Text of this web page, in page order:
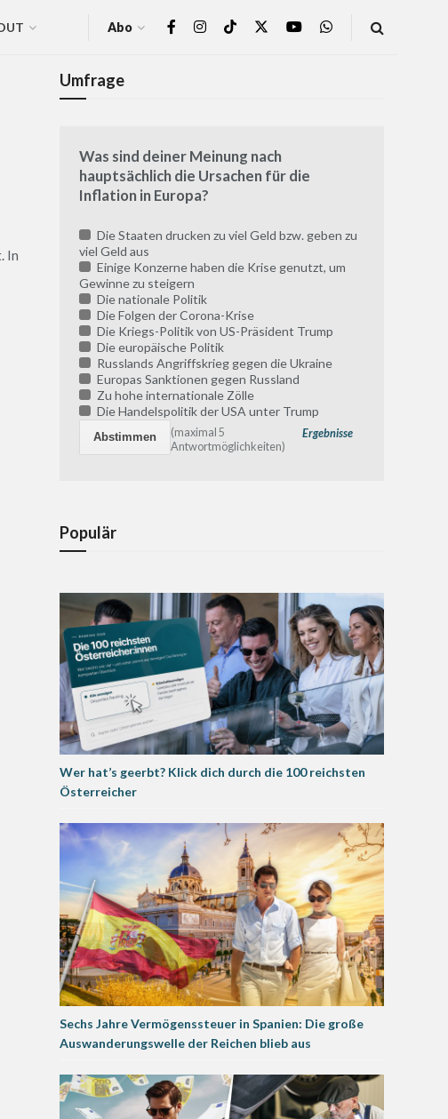
Abo
In
Umfrage
Was sind deiner Meinung nach
hauptsächlich die Ursachen für die
Inflation in Europa?
Die Staaten drucken zu viel Geld bzw. geben zu
viel Geld aus
Einige Konzerne haben die Krise genutzt, um
Gewinne zu steigern
Die nationale Politik
Die Folgen der Corona-Krise
Die Kriegs-Politik von US-Präsident Trump
Die europäische Politik
Russlands Angriffskrieg gegen die Ukraine
Europas Sanktionen gegen Russland
Zu hohe internationale Zölle
Die Handelspolitik der USA unter Trump
Ergebnisse
(maximal 5
Antwortmöglichkeiten)
Populär
Wer hat’s geerbt? Klick dich durch die 100 reichsten
Österreicher
Sechs Jahre Vermögenssteuer in Spanien: Die große
Auswanderungswelle der Reichen blieb aus